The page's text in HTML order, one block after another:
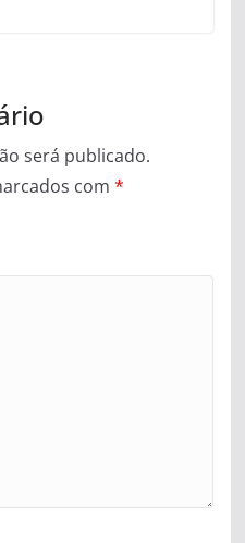
será publicado.
com *